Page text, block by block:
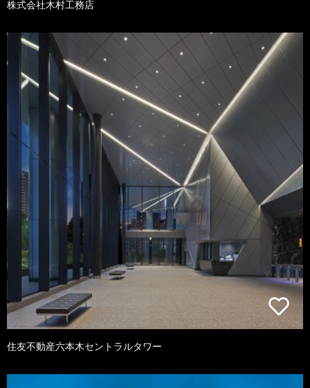
株式会社木村工務店
住友不動産六本木セントラルタワー